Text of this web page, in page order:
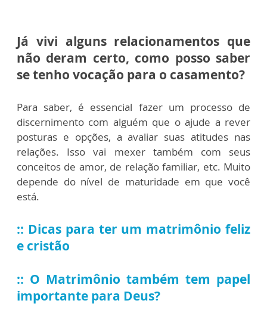
Já vivi alguns relacionamentos que
não deram certo, como posso saber
se tenho vocação para o casamento?
Para saber, é essencial fazer um processo de
discernimento com alguém que o ajude a rever
posturas e opções, a avaliar suas atitudes nas
relações. Isso vai mexer também com seus
conceitos de amor, de relação familiar, etc. Muito
depende do nível de maturidade em que você
está.
:: Dicas para ter um matrimônio feliz
e cristão
:: O Matrimônio também tem papel
importante para Deus?